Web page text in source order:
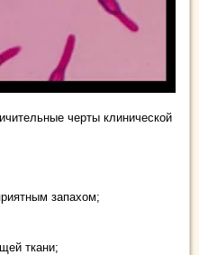
черты клинической
запахом;
ткани;